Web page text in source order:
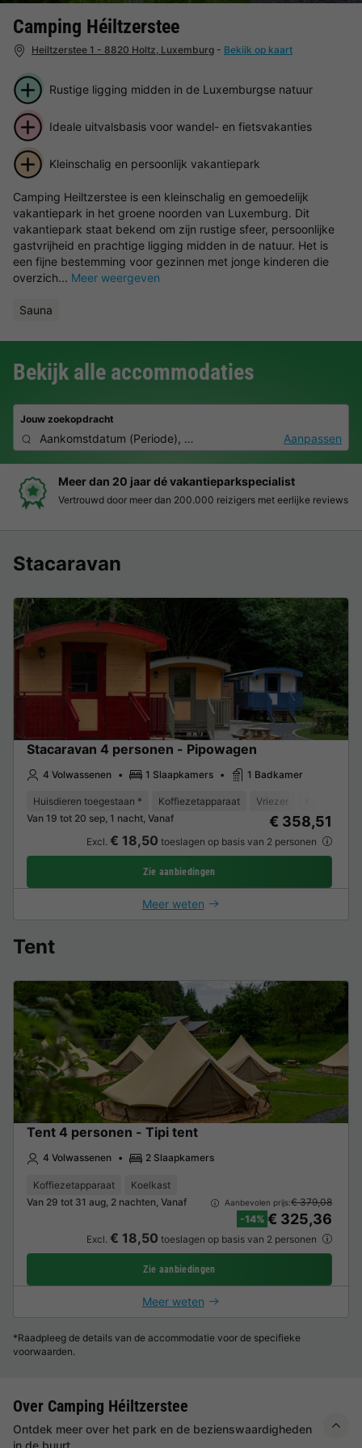
Camping Héiltzerstee
Heiltzerstee 1 - 8820 Holtz, Luxemburg - Bekijk op kaart
Rustige ligging midden in de Luxemburgse natuur
Ideale uitvalsbasis voor wandel- en fietsvakanties
Kleinschalig en persoonlijk vakantiepark
Camping Heiltzerstee is een kleinschalig en gemoedelijk
vakantiepark in het groene noorden van Luxemburg. Dit
vakantiepark staat bekend om zijn rustige sfeer, persoonlijke
gastvrijheid en prachtige ligging midden in de natuur. Het is
een fijne bestemming voor gezinnen met jonge kinderen die
overzich... Meer weergeven
Sauna
Bekijk alle accommodaties
Jouw zoekopdracht
Aankomstdatum (Periode), 2 deelnemers, 0 huisdierAanpassen
Meer dan 20 jaar dé vakantieparkspecialist
Vertrouwd door meer dan 200.000 reizigers met eerlijke reviews
Stacaravan
Stacaravan 4 personen - Pipowagen
4 Volwassenen 1 Slaapkamers 1 Badkamer
Huisdieren toegestaan * Koffiezetapparaat Vriezer
Van 19 tot 20 sep, 1 nacht, Vanaf
€ 358,51
Excl. € 18,50 toeslagen op basis van 2 personen
Zie aanbiedingen
Meer weten
Tent
Tent 4 personen - Tipi tent
4 Volwassenen 2 Slaapkamers
Koffiezetapparaat
Koelkast
Van 29 tot 31 aug, 2 nachten, Vanaf
Aanbevolen prijs:€ 379,08
-14% € 325,36
Excl. € 18,50 toeslagen op basis van 2 personen
Zie aanbiedingen
Meer weten
*Raadpleeg de details van de accommodatie voor de specifieke
voorwaarden.
Over Camping Héiltzerstee
Ontdek meer over het park en de bezienswaardigheden
in de buurt.